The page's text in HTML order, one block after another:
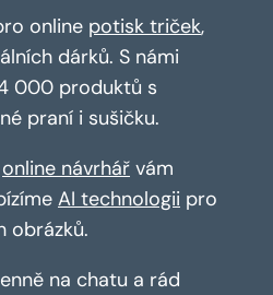
online potisk triček,
dárků. S námi
000 produktů s
praní i sušičku.
online návrhář vám
AI technologii pro
obrázků.
na chatu a rád